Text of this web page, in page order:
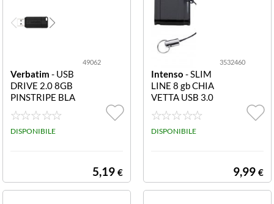
49062
Verbatim - USB
DRIVE 2.0 8GB
PINSTRIPE BLA
CK
DISPONIBILE
5,19 €
3532460
Intenso - SLIM
LINE 8 gb CHIA
VETTA USB 3.0
8GB - SL 35324
60 CHIAVETTA
USB 3.0 8GB - S
DISPONIBILE
9,99 €